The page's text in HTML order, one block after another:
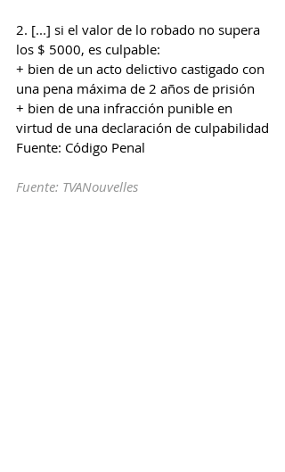
2. [...] si el valor de lo robado no supera
los $ 5000, es culpable:
+ bien de un acto delictivo castigado con
una pena máxima de 2 años de prisión
+ bien de una infracción punible en
virtud de una declaración de culpabilidad
Fuente: Código Penal
Fuente: TVANouvelles